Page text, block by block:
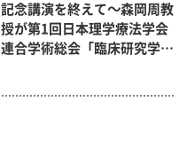
記念講演を終えて～森岡周教
授が第1回日本理学療法学会
連合学術総会「臨床研究学術